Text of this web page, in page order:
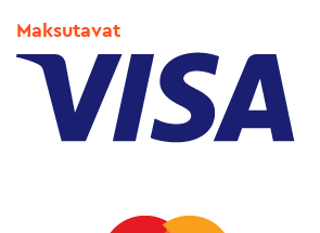
Maksutavat